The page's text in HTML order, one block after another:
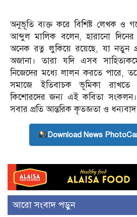
অনুভূতি ব্যক্ত করে বিশিষ্ট লেখক ও
আব্দুল মালিক বলেন, হারানো
অনেক রত্ন লুকিয়ে রয়েছে, যা নতুন
অজানা। তারা যদি এসব
নিজেদের মধ্যে লালন করতে পারে,
সমাজে ইতিবাচক ভূমিকা রাখতে
কিশোরদের জন্য এই কবিতা সংকলন।
সবার প্রতি আন্তরিক কৃতজ্ঞতা ও ধন্যবাদ
Download News
আরো সংবাদ পড়ুন